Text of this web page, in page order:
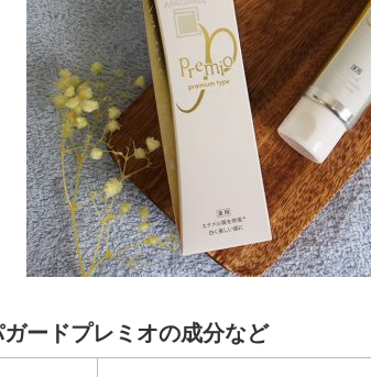
ードプレミオの成分など